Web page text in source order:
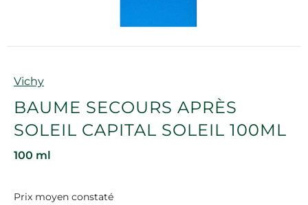
Marque
Vichy
BAUME SECOURS APRÈS
SOLEIL CAPITAL SOLEIL 100ML
100 ml
Prix moyen constaté